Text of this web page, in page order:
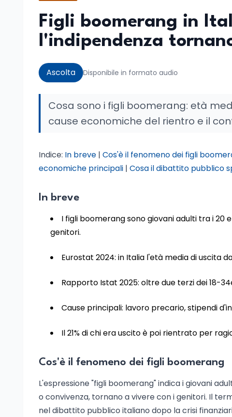
Figli boomerang in
l'indipendenza
Ascolta Disponibile in formato audio
Cosa sono i figli boomerang: età
cause economiche del rientro e il
Indice: In breve | Cos'è il fenomeno dei figli
economiche principali | Cosa il dibattito pubblico
In breve
I figli boomerang sono giovani adulti tra i 20
genitori.
Eurostat 2024: in Italia l'età media di uscita
Rapporto Istat 2025: oltre due terzi dei 18-
Cause principali: lavoro precario, stipendi
Il 21% di chi era uscito è poi rientrato per
Cos'è il fenomeno dei figli boomerang
L'espressione "figli boomerang" indica i giovani
o convivenza, tornano a vivere con i genitori. Il
nel dibattito pubblico italiano dopo la crisi